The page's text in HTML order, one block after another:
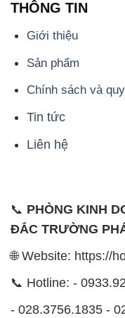
THÔNG TIN
Giới thiệu
Sản phẩm
Chính sách và
Tin tức
Liên hệ
📞 PHÒNG KINH
ĐẮC TRƯỜNG
🌐 Website: https://
📞 Hotline: -
- 028.3756.1835 -